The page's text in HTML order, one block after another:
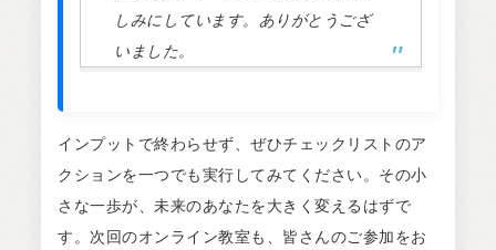
しみにしています。ありがとうござ
いました。
インプットで終わらせず、ぜひチェックリストのア
クションを一つでも実行してみてください。その小
さな一歩が、未来のあなたを大きく変えるはずで
す。次回のオンライン教室も、皆さんのご参加をお